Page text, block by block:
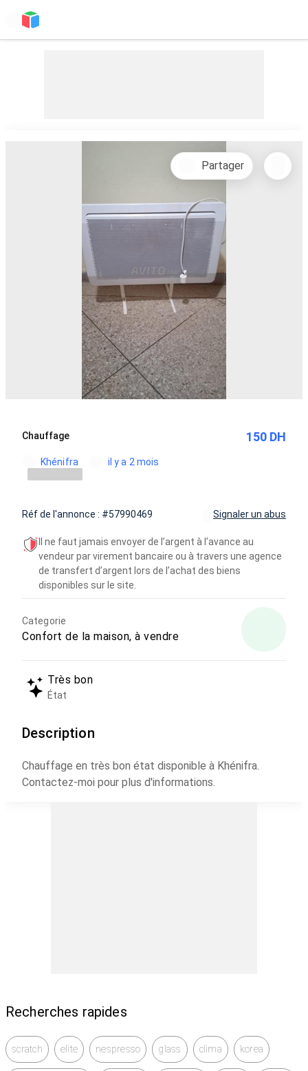
Partager
Chauffage 150 DH
Khénifra il y a 2 mois
Réf de l'annonce : #57990469 Signaler un abus
Il ne faut jamais envoyer de l’argent à l’avance au
vendeur par virement bancaire ou à travers une agence
de transfert d’argent lors de l’achat des biens
disponibles sur le site.
Categorie
Confort de la maison, à vendre
Très bon
État
Description
Chauffage en très bon état disponible à Khénifra.
Contactez-moi pour plus d'informations.
Recherches rapides
scratch elite nespresso glass clima korea